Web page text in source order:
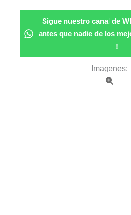
Sigue nuestro canal de
antes que nadie de los
!
Imagenes: